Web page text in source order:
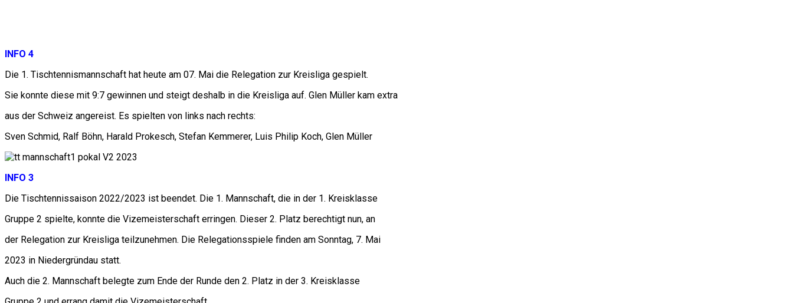
INFO 4
Die 1. Tischtennismannschaft hat heute am 07. Mai die Relegation zur Kreisliga gespielt.
Sie konnte diese mit 9:7 gewinnen und steigt deshalb in die Kreisliga auf. Glen Müller kam extra
aus der Schweiz angereist. Es spielten von links nach rechts:
Sven Schmid, Ralf Böhn, Harald Prokesch, Stefan Kemmerer, Luis Philip Koch, Glen Müller
INFO 3
Die Tischtennissaison 2022/2023 ist beendet. Die 1. Mannschaft, die in der 1. Kreisklasse
Gruppe 2 spielte, konnte die Vizemeisterschaft erringen. Dieser 2. Platz berechtigt nun, an
der Relegation zur Kreisliga teilzunehmen. Die Relegationsspiele finden am Sonntag, 7. Mai
2023 in Niedergründau statt.
Auch die 2. Mannschaft belegte zum Ende der Runde den 2. Platz in der 3. Kreisklasse